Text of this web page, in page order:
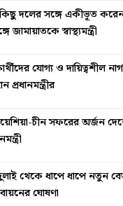
দলের সঙ্গে একীভূত
জামায়াতকে স্বাস্থ্যমন্ত্রী
যোগ্য ও দায়িত্বশীল
প্রধানমন্ত্রীর
চীন সফরের অর্জন
থেকে ধাপে ধাপে নতুন
ঘোষণা